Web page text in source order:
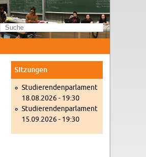
Sit­zun­gen
Stu­die­ren­den­par­la­ment
18.08.2026 - 19:30
Stu­die­ren­den­par­la­ment
15.09.2026 - 19:30